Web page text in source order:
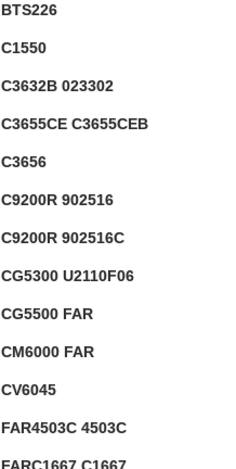
BTS226
C1550
C3632B 023302
C3655CE C3655CEB
C3656
C9200R 902516
C9200R 902516C
CG5300 U2110F06
CG5500 FAR
CM6000 FAR
CV6045
FAR4503C 4503C